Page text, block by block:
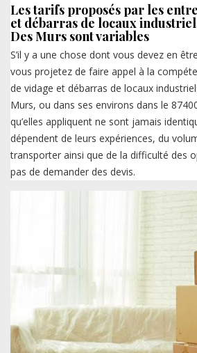
Les tarifs proposés par les
et débarras de locaux
Des Murs sont variables
S’il y a une chose dont vous devez en
vous projetez de faire appel à la
de vidage et débarras de locaux
Murs, ou dans ses environs dans le
qu’elles appliquent ne sont jamais
dépendent de leurs expériences, du
transporter ainsi que de la difficulté des
pas de demander des devis.